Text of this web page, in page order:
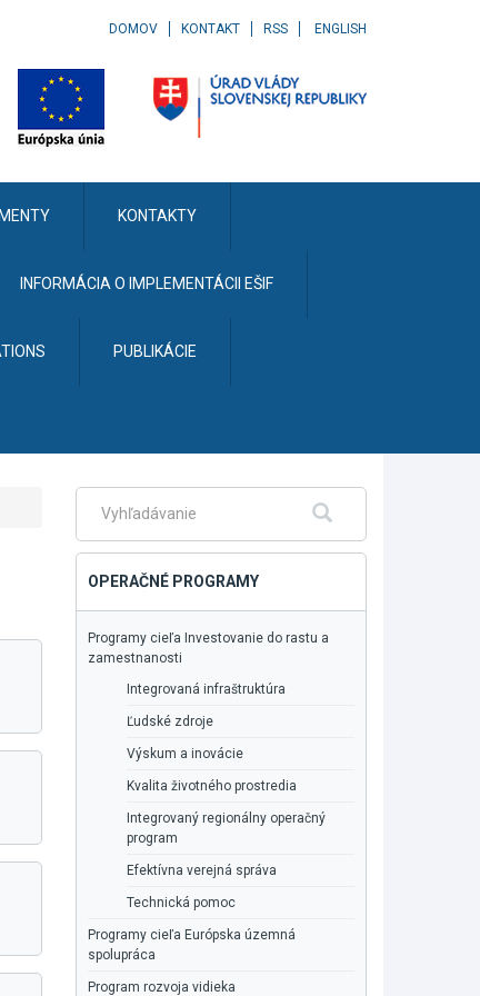
DOMOV KONTAKT RSS ENGLISH
KONTAKTY
INFORMÁCIA O IMPLEMENTÁCII EŠIF
PUBLIKÁCIE
Fulltextové
OPERAČNÉ PROGRAMY
Programy cieľa Investovanie do rastu a
zamestnanosti
Integrovaná infraštruktúra
Ľudské zdroje
Výskum a inovácie
Kvalita životného prostredia
Integrovaný regionálny operačný
program
Efektívna verejná správa
Technická pomoc
Programy cieľa Európska územná
spolupráca
Program rozvoja vidieka